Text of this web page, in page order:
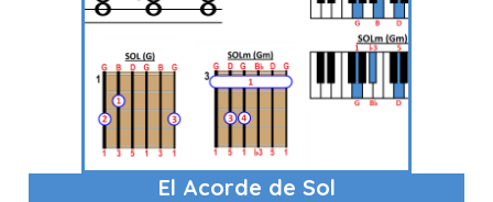
El Acorde de Sol